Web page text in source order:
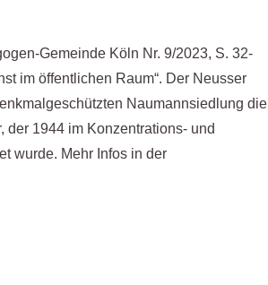
Gemeinde Köln Nr. 9/2023, S. 32-
im öffentlichen Raum“. Der Neusser
Naumannsiedlung die
der 1944 im Konzentrations- und
wurde. Mehr Infos in der